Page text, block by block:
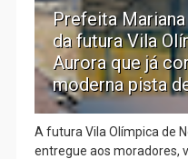
Prefeita
da futura Vila
Aurora que já
moderna pista
A futura Vila Olímpica de
entregue aos moradores,